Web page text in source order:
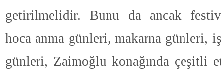
getirilmelidir. Bunu da ancak
hoca anma günleri, makarna günleri,
günleri, Zaimoğlu konağında çeşitli